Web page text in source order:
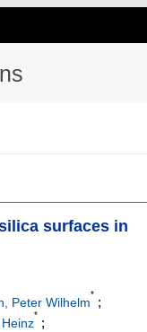
surfaces in
Peter Wilhelm
*
;
*
;